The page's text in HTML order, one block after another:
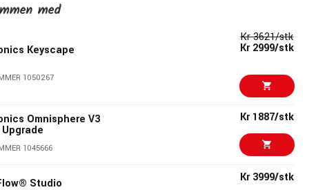
med
Keyscape
1050267
Kr 3621/stk
Kr 2999/stk
Omnisphere V3
1045666
Kr 1887/stk
Studio Kr 3999/stk